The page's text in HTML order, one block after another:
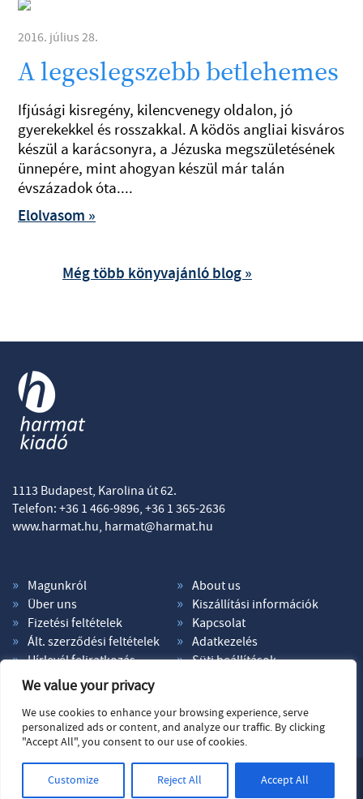
We value your privacy
We use cookies to enhance your browsing experience, serve
personalized ads or content, and analyze our traffic. By clicking
"Accept All", you consent to our use of cookies.
Customize Reject All Accept All
2016. július 28.
A legeslegszebb betlehemes
Ifjúsági kisregény, kilencvenegy oldalon, jó
gyerekekkel és rosszakkal. A ködös angliai kisváros
készül a karácsonyra, a Jézuska megszületésének
ünnepére, mint ahogyan készül már talán
évszázadok óta....
Elolvasom »
Még több könyvajánló blog »
1113 Budapest, Karolina út 62.
Telefon: +36 1 466-9896, +36 1 365-2636
www.harmat.hu, harmat@harmat.hu
Magunkról
About us
Über uns
Kiszállítási információk
Fizetési feltételek
Kapcsolat
Ált. szerződési feltételek
Adatkezelés
Hírlevél feliratkozás
Süti beállítások
© Copyright 2026. Harmat Kiadó. Minden jog fenntartva.
Honlaptervezés: Kreatív Vonalak